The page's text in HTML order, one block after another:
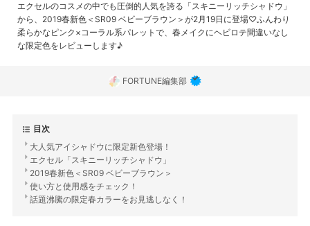
エクセルのコスメの中でも圧倒的人気を誇る「スキニーリッチシャドウ」
から、2019春新色＜SR09 ベビーブラウン＞が2月19日に登場♡ふんわり
柔らかなピンク×コーラル系パレットで、春メイクにヘビロテ間違いなし
な限定色をレビューします♪
FORTUNE編集部
目次
大人気アイシャドウに限定新色登場！
エクセル「スキニーリッチシャドウ」
2019春新色＜SR09 ベビーブラウン＞
使い方と使用感をチェック！
話題沸騰の限定春カラーをお見逃しなく！